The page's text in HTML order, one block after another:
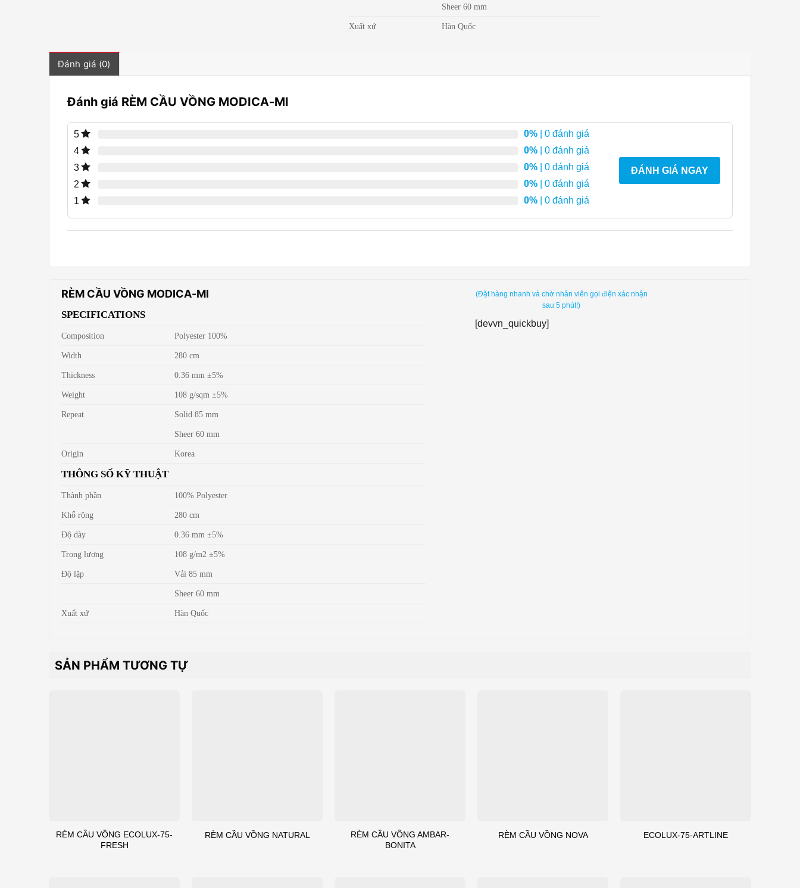
Sheer 60 mm
Xuất xứ Hàn Quốc
Đánh giá (0)
Đánh giá RÈM CẦU VỒNG MODICA-MI
5 0% | 0 đánh giá
4
0% | 0 đánh giá
3
0% | 0 đánh giá
2
0% | 0 đánh giá
1
0% | 0 đánh giá
ĐÁNH GIÁ NGAY
RÈM CẦU VỒNG MODICA-MI
SPECIFICATIONS
Composition Polyester 100%
Width 280 cm
Thickness 0.36 mm ±5%
Weight 108 g/sqm ±5%
Repeat Solid 85 mm
Sheer 60 mm
Origin Korea
THÔNG SỐ KỸ THUẬT
Thành phần 100% Polyester
Khổ rộng 280 cm
Độ dày 0.36 mm ±5%
Trọng lượng 108 g/m2 ±5%
Độ lặp Vải 85 mm
Sheer 60 mm
Xuất xứ Hàn Quốc
(Đặt hàng nhanh và chờ nhân viên gọi điện xác nhận
sau 5 phút!)
[devvn_quickbuy]
SẢN PHẨM TƯƠNG TỰ
RÈM CẦU VỒNG ECOLUX-75-
FRESH
RÈM CẦU VỒNG NATURAL
RÈM CẦU VỒNG AMBAR-
BONITA
RÈM CẦU VỒNG NOVA ECOLUX-75-ARTLINE